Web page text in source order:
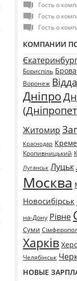
Гость о
Гость о
Гость о
КОМПАНИИ
Бориспіль
Воронеж
Дніпро
Житомир
Краснодар
Кропивницький
Луганськ Луцьк
Москва
Новосибірськ
на-Дону Рівне
Суми
Харків
Челябінськ
НОВЫЕ